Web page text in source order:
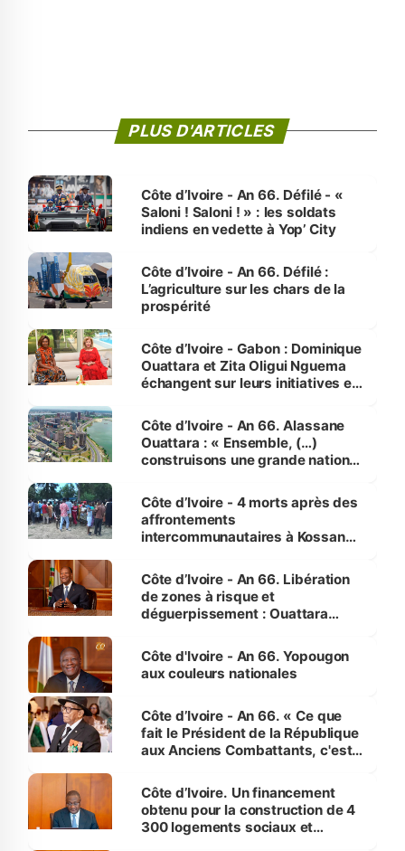
PLUS D'ARTICLES
Côte d’Ivoire - An 66. Défilé - «
Saloni ! Saloni ! » : les soldats
indiens en vedette à Yop’ City
Côte d’Ivoire - An 66. Défilé :
L’agriculture sur les chars de la
prospérité
Côte d’Ivoire - Gabon : Dominique
Ouattara et Zita Oligui Nguema
échangent sur leurs initiatives en
enfants
Côte d’Ivoire - An 66. Alassane
Ouattara : « Ensemble, (…)
construisons une grande nation
générations futures »
Côte d’Ivoire - 4 morts après des
affrontements
intercommunautaires à Kossandji
milieu des sinistrés
Côte d’Ivoire - An 66. Libération
de zones à risque et
déguerpissement : Ouattara
l'Etat de droit pour préserver les
vies humaines »
Côte d'Ivoire - An 66. Yopougon
aux couleurs nationales
Côte d’Ivoire - An 66. « Ce que
fait le Président de la République
aux Anciens Combattants, c'est
Côte d’Ivoire. Un financement
obtenu pour la construction de 4
300 logements sociaux et